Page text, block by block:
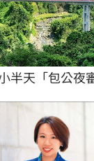
半天「包公夜